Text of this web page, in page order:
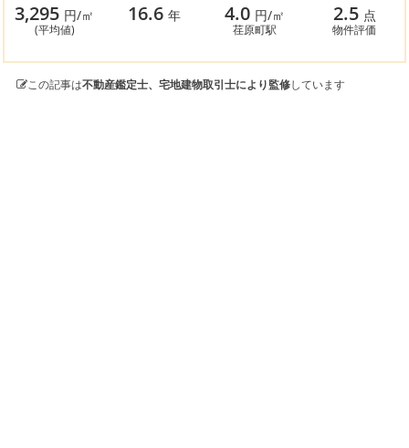
3,295 円/㎡
(平均値)
16.6年 4.0 円/㎡
荏原町駅
2.5 点
物件評価
この記事は不動産鑑定士、宅地建物取引士により監修しています